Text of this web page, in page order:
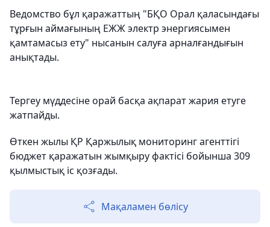
Ведомство бұл қаражаттың "БҚО Орал қаласындағы
тұрғын аймағының ЕЖЖ электр энергиясымен
қамтамасыз ету" нысанын салуға арналғандығын
анықтады.
Тергеу мүддесіне орай басқа ақпарат жария етуге
жатпайды.
Өткен жылы ҚР Қаржылық мониторинг агенттігі
бюджет қаражатын жымқыру фактісі бойынша 309
қылмыстық іс қозғады.
Мақаламен бөлісу